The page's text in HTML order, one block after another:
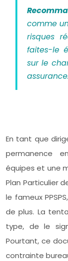
comme
risques
faites-le
sur le
assurance.
En tant que
permanence
équipes et une
Plan Particulier
le fameux
de plus. La
type, de le
Pourtant, ce
contrainte